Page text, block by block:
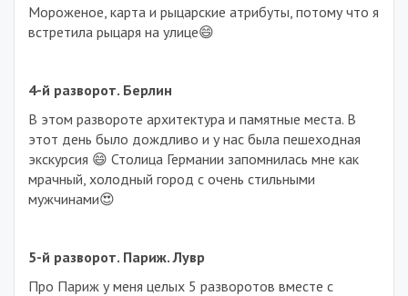
Мороженое, карта и рыцарские атрибуты, потому что я
встретила рыцаря на улице😄
4-й разворот. Берлин
В этом развороте архитектура и памятные места. В
этот день было дождливо и у нас была пешеходная
экскурсия 😄 Столица Германии запомнилась мне как
мрачный, холодный город с очень стильными
мужчинами😍
5-й разворот. Париж. Лувр
Про Париж у меня целых 5 разворотов вместе с